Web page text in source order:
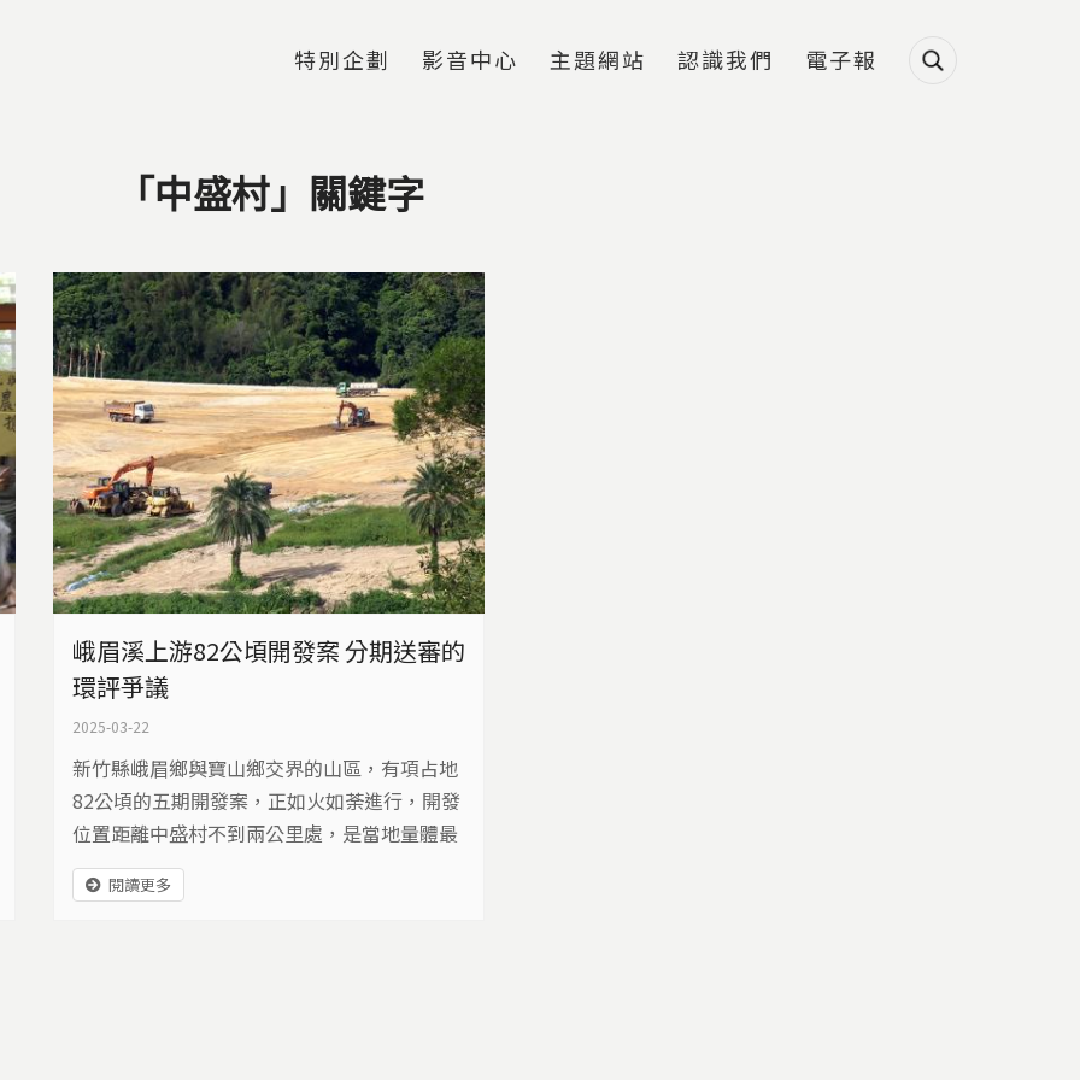
特別企劃 影音中心 主題網站 認識我們 電子報
「中盛村」關鍵字
峨眉溪上游82公頃開發案 分期送審的
環評爭議
2025-03-22
新竹縣峨眉鄉與寶山鄉交界的山區，有項占地
82公頃的五期開發案，正如火如荼進行，開發
位置距離中盛村不到兩公里處，是當地量體最
大的開發案，究竟是帶來經濟發展的希望，還
是居民憂心的環境衝擊？
閱讀更多